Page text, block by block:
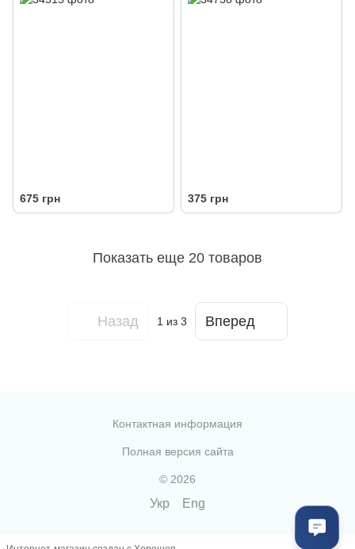
675 грн 375 грн
Показать еще 20 товаров
Назад 1из 3 Вперед
Контактная информация
Полная версия сайта
© 2026
Укр Eng